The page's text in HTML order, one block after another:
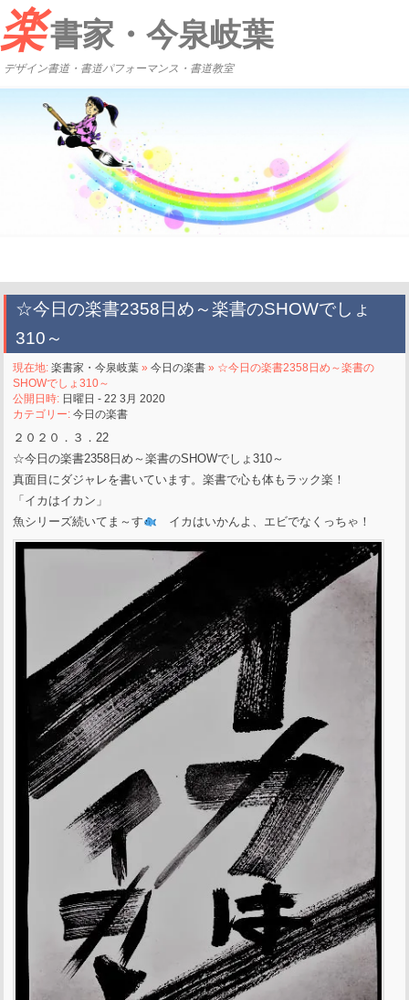
楽書家・今泉岐葉
デザイン書道・書道パフォーマンス・書道教室
☆今日の楽書2358日め～楽書のSHOWでしょ
310～
現在地:楽書家・今泉岐葉 »今日の楽書 » ☆今日の楽書2358日め～楽書の
SHOWでしょ310～
公開日時: 日曜日 - 22 3月 2020
カテゴリー:今日の楽書
２０２０．３．22
☆今日の楽書2358日め～楽書のSHOWでしょ310～
真面目にダジャレを書いています。楽書で心も体もラック楽！
「イカはイカン」
魚シリーズ続いてま～す
イカはいかんよ、エビでなくっちゃ！